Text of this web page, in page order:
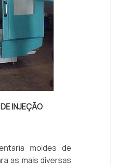
INJEÇÃO
moldes de
as mais diversas